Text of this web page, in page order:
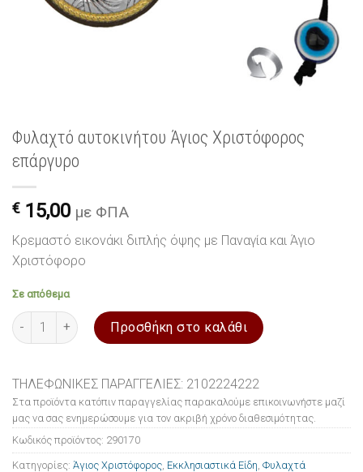
Φυλαχτό αυτοκινήτου Άγιος Χριστόφορος
επάργυρο
€ 15,00 με ΦΠΑ
Κρεμαστό εικονάκι διπλής όψης με Παναγία και Άγιο
Χριστόφορο
Σε απόθεμα
Φυλαχτό αυτοκινήτου Άγιος Χριστόφορος επάργυρο ποσότητα
Προσθήκη στο καλάθι
ΤΗΛΕΦΩΝΙΚΕΣ ΠΑΡΑΓΓΕΛΙΕΣ: 2102224222
Στα προϊόντα κατόπιν παραγγελίας παρακαλούμε επικοινωνήστε μαζί
μας να σας ενημερώσουμε για τον ακριβή χρόνο διαθεσιμότητας.
Κωδικός προϊόντος: 290170
Κατηγορίες: Άγιος Χριστόφορος Εκκλησιαστικά Είδη Φυλαχτά